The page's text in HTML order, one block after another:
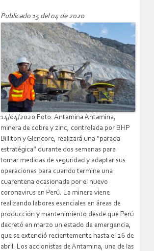
Publicado 15 del 04 de 2020
14/04/2020 Foto: Antamina Antamina,
minera de cobre y zinc, controlada por BHP
Billiton y Glencore, realizará una “parada
estratégica” durante dos semanas para
tomar medidas de seguridad y adaptar sus
operaciones para cuando termine una
cuarentena ocasionada por el nuevo
coronavirus en Perú. La minera viene
realizando labores esenciales en áreas de
producción y mantenimiento desde que Perú
decretó en marzo un estado de emergencia,
que se extendió recientemente hasta el 26 de
abril. Los accionistas de Antamina, una de las